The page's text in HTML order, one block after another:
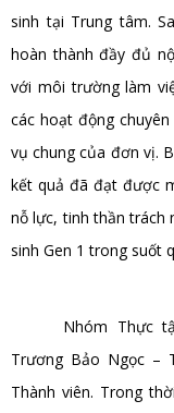
sinh tại Trung tâm.
hoàn thành đầy đủ
với môi trường làm
các hoạt động
vụ chung của đơn vị.
kết quả đã đạt được
nỗ lực, tinh thần trách
sinh Gen 1 trong suốt
Nhóm Thực
Trương Bảo Ngọc –
Thành viên. Trong